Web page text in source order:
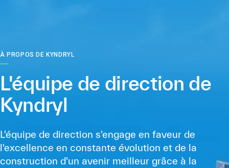
À PROPOS DE KYNDRYL
L'équipe de direction de
Kyndryl
L'équipe de direction s'engage en faveur de
l'excellence en constante évolution et de la
construction d'un avenir meilleur grâce à la